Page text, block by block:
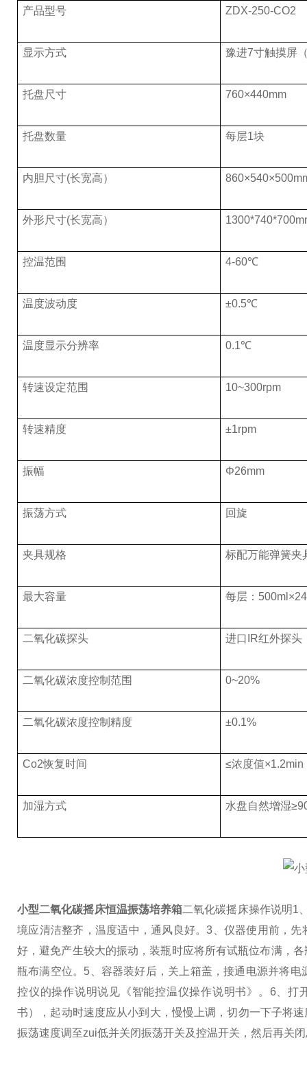
产品型号 ZDX-250-CO2
显示方式 豫进7寸触摸屏
托盘尺寸 760×440mm
托盘数量 每层1块
内胆尺寸(长宽高）
外形尺寸(长宽高）
控温范围 4-60℃
温度波动度 ±0.5℃
温度显示分辨率 0.1℃
转速设定范围 10~300rpm
转速精度 ±1rpm
振幅 Φ26mm
振荡方式 回旋
夹具规格 标配万能弹簧夹
最大容量 每层：
二氧化碳探头 进口IR红外探头
二氧化碳浓度控制范围 0~20%
二氧化碳浓度控制精度 ±0.1%
Co2恢复时间 ≤浓度值×1.2min
加湿方式 水盘自然增湿
小型二氧化碳摇床恒温振荡培养箱二氧化碳摇床操作说明1
境应清洁整齐，温度适中，通风良好。3、仪器使用前，先
好，避免产生较大的振动，装瓶时应将所有试瓶位布满，
瓶布满空位。 5、容器装好后，关上箱盖，接通电源并将
控仪的操作说明说见《智能控温仪操作说明书》。 6、打
书），起动时速度应从小到大，慢慢上调，切勿一下子将
振荡速度调至zui低并关闭振荡开关及控温开关，然后再关